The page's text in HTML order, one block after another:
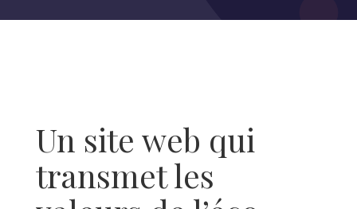
Un site web qui
transmet les